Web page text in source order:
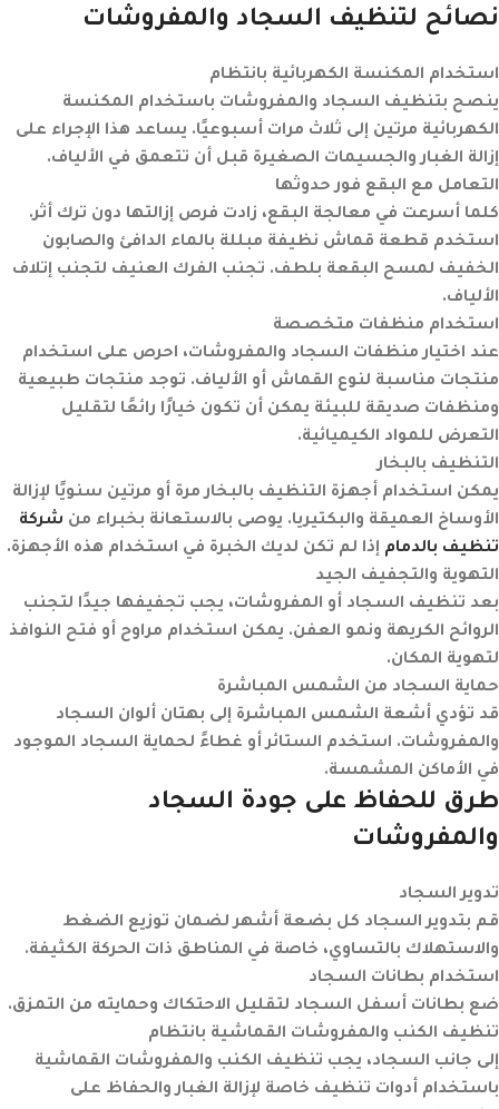
نصائح لتنظيف السجاد والمفروشات
استخدام المكنسة الكهربائية بانتظام
ينصح بتنظيف السجاد والمفروشات باستخدام المكنسة
الكهربائية مرتين إلى ثلاث مرات أسبوعيًا. يساعد هذا الإجراء على
إزالة الغبار والجسيمات الصغيرة قبل أن تتعمق في الألياف.
التعامل مع البقع فور حدوثها
كلما أسرعت في معالجة البقع، زادت فرص إزالتها دون ترك أثر.
استخدم قطعة قماش نظيفة مبللة بالماء الدافئ والصابون
الخفيف لمسح البقعة بلطف. تجنب الفرك العنيف لتجنب إتلاف
الألياف.
استخدام منظفات متخصصة
عند اختيار منظفات السجاد والمفروشات، احرص على استخدام
منتجات مناسبة لنوع القماش أو الألياف. توجد منتجات طبيعية
ومنظفات صديقة للبيئة يمكن أن تكون خيارًا رائعًا لتقليل
التعرض للمواد الكيميائية.
التنظيف بالبخار
يمكن استخدام أجهزة التنظيف بالبخار مرة أو مرتين سنويًا لإزالة
الأوساخ العميقة والبكتيريا. يوصى بالاستعانة بخبراء من شركة
تنظيف بالدمام إذا لم تكن لديك الخبرة في استخدام هذه الأجهزة.
التهوية والتجفيف الجيد
بعد تنظيف السجاد أو المفروشات، يجب تجفيفها جيدًا لتجنب
الروائح الكريهة ونمو العفن. يمكن استخدام مراوح أو فتح النوافذ
لتهوية المكان.
حماية السجاد من الشمس المباشرة
قد تؤدي أشعة الشمس المباشرة إلى بهتان ألوان السجاد
والمفروشات. استخدم الستائر أو غطاءً لحماية السجاد الموجود
في الأماكن المشمسة.
طرق للحفاظ على جودة السجاد
والمفروشات
تدوير السجاد
قم بتدوير السجاد كل بضعة أشهر لضمان توزيع الضغط
والاستهلاك بالتساوي، خاصة في المناطق ذات الحركة الكثيفة.
استخدام بطانات السجاد
ضع بطانات أسفل السجاد لتقليل الاحتكاك وحمايته من التمزق.
تنظيف الكنب والمفروشات القماشية بانتظام
إلى جانب السجاد، يجب تنظيف الكنب والمفروشات القماشية
باستخدام أدوات تنظيف خاصة لإزالة الغبار والحفاظ على